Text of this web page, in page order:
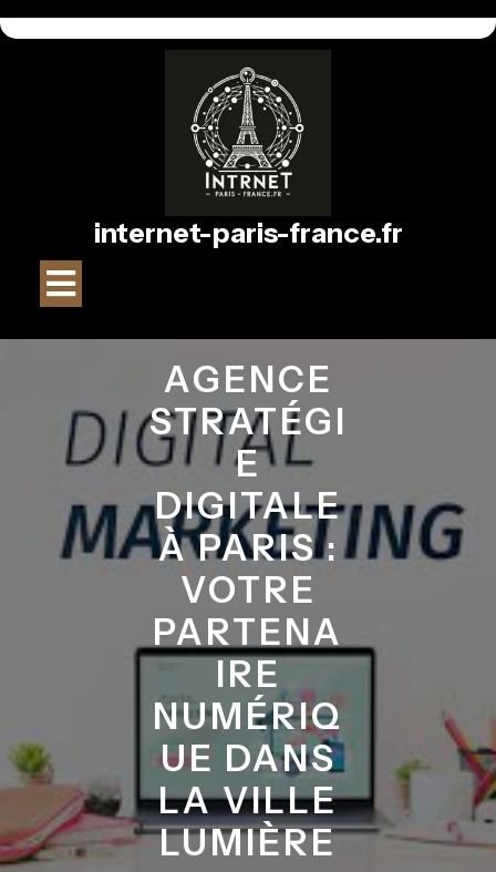
au
internet-paris-france.fr
Ouvrir
AGENCE
STRATÉGI
E
DIGITALE
À PARIS :
VOTRE
PARTENA
IRE
NUMÉRIQ
UE DANS
LA VILLE
LUMIÈRE